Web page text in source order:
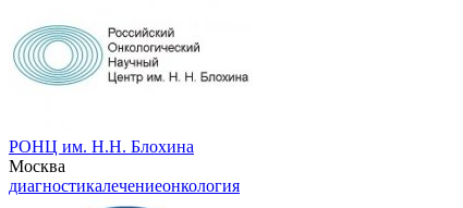
РОНЦ им. Н.Н. Блохина
Москва
диагностикалечениеонкология